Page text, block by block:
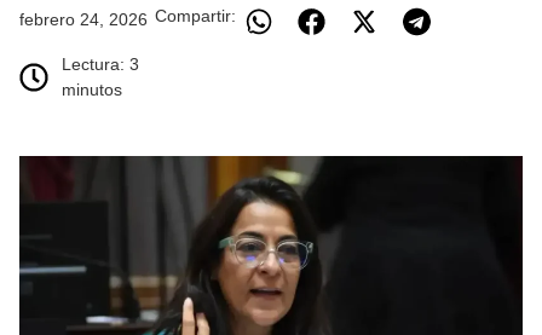
febrero 24, 2026
Lectura: 3
minutos
Compartir: